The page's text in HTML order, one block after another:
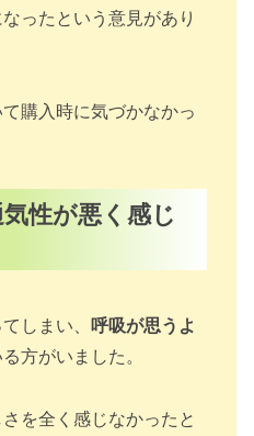
ったという意見があり
購入時に気づかなかっ
性が悪く感じ
しまい、 呼吸が思うよ
方がいました。
を全く感じなかったと